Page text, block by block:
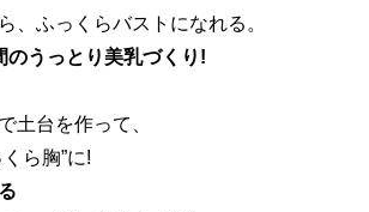
、ふっくらバストになれる。
のうっとり美乳づくり!
土台を作って、
ら胸”に!